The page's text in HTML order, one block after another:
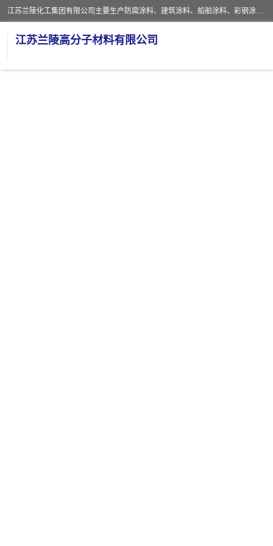
江苏兰陵化工集团有限公司主要生产防腐涂料、建筑涂料、船舶涂料、彩钢涂料、粉末涂料五大类产品，具备10 万吨年生产能力，可以提供优质精良的涂装施工服务，产品广销全国各地，大量出口亚非欧及拉美等国家。
江苏兰陵高分子材料有限公司